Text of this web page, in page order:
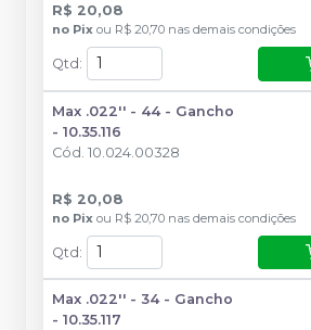
R$ 20,08
no Pix ou R$ 20,70 nas demais condições
Qtd :
Max .022'' - 44 - Gancho
- 10.35.116
Cód. 10.024.00328
R$ 20,08
no Pix ou R$ 20,70 nas demais condições
Qtd:
Max .022'' - 34 - Gancho
- 10.35.117